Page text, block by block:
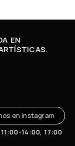
EN
14:00, 17:00
en instagram